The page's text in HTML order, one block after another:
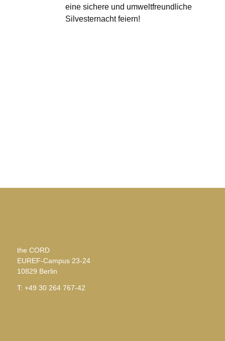
eine sichere und umweltfreundliche
Silvesternacht feiern!
the CORD
EUREF-Campus 23-24
10829 Berlin
T: +49 30 264 767-42